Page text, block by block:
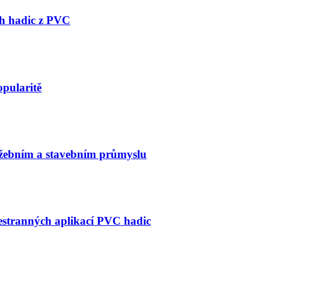
hadic z PVC
a stavebním průmyslu
aplikací PVC hadic